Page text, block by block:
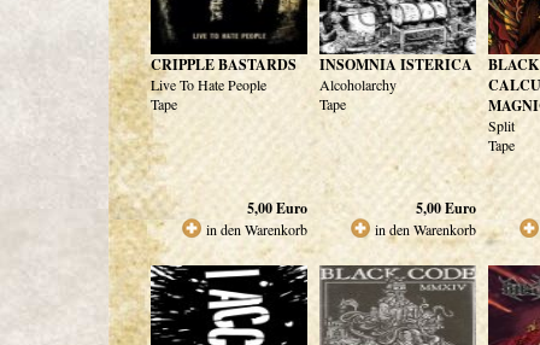
CRIPPLE BASTARDS
Live To Hate People
Tape
5,00Euro
in den Warenkorb
INSOMNIA ISTERICA
Alcoholarchy
Tape
5,00Euro
in den Warenkorb
Split
Tape